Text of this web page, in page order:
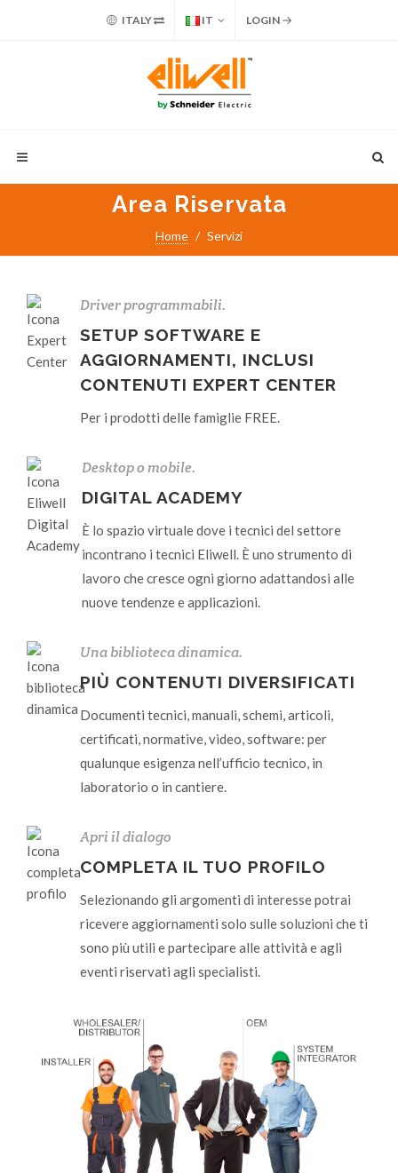
ITALY IT LOGIN
Area Riservata
Home Servizi
Driver programmabili.
SETUP SOFTWARE E
AGGIORNAMENTI, INCLUSI
CONTENUTI EXPERT CENTER
Per i prodotti delle famiglie FREE.
Desktop o mobile.
DIGITAL ACADEMY
È lo spazio virtuale dove i tecnici del settore
incontrano i tecnici Eliwell. È uno strumento di
lavoro che cresce ogni giorno adattandosi alle
nuove tendenze e applicazioni.
Una biblioteca dinamica.
PIÙ CONTENUTI DIVERSIFICATI
Documenti tecnici, manuali, schemi, articoli,
certificati, normative, video, software: per
qualunque esigenza nell’ufficio tecnico, in
laboratorio o in cantiere.
Apri il dialogo
COMPLETA IL TUO PROFILO
Selezionando gli argomenti di interesse potrai
ricevere aggiornamenti solo sulle soluzioni che ti
sono più utili e partecipare alle attività e agli
eventi riservati agli specialisti.